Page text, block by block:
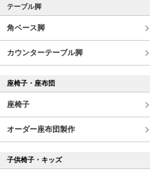
テーブル脚
角ベース脚
カウンターテーブル脚
座椅子・座布団
座椅子
オーダー座布団製作
子供椅子・キッズ